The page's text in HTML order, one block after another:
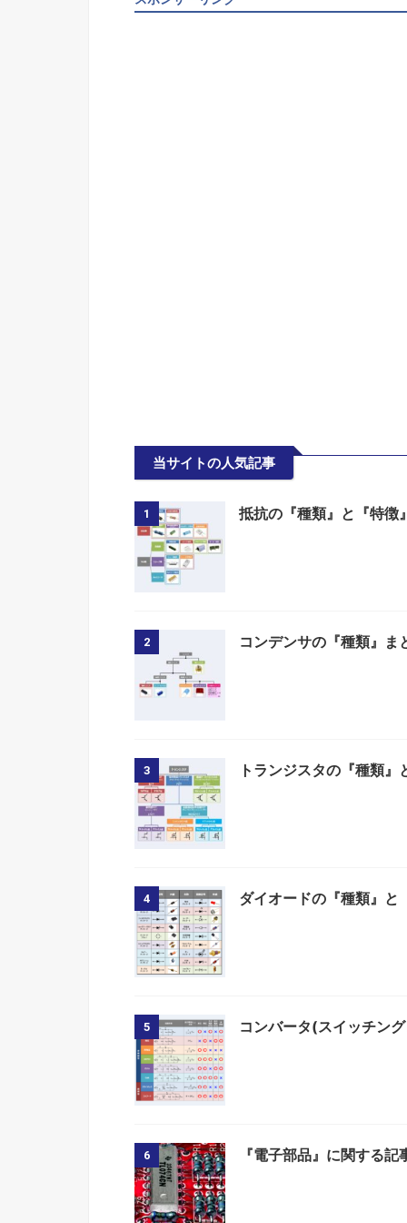
当サイトの人気記事
1 抵抗の『種類』と『特徴
2 コンデンサの『種類』ま
3 トランジスタの『種類』
4 ダイオードの『種類』と
5 コンバータ(スイッチン
6 『電子部品』に関する記